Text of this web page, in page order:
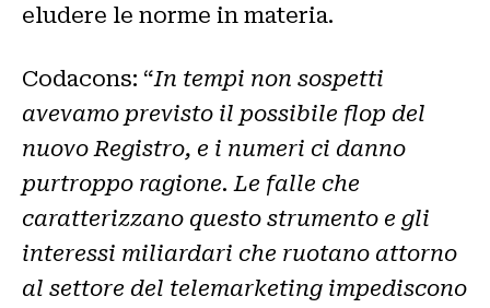
eludere le norme in materia.
Codacons: “In tempi non sospetti
avevamo previsto il possibile flop del
nuovo Registro, e i numeri ci danno
purtroppo ragione. Le falle che
caratterizzano questo strumento e gli
interessi miliardari che ruotano attorno
al settore del telemarketing impediscono